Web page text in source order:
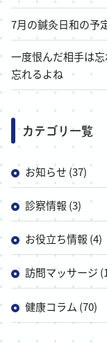
7月の鍼灸日和の予
一度恨んだ相手は
忘れるよね
カテゴリ一覧
お知らせ (37)
診察情報 (3)
お役立ち情報 (4)
訪問マッサージ
健康コラム (70)